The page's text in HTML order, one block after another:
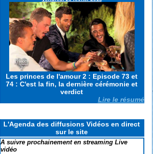
Koh Lanta les reliques du destins
: Le suivi des scores : Pire score
en finale et TRES MAUVAIS
BILAN
Elodie FREGE de retour à la
chanson : ses lives à LA FETE DE
LA MUSIQUE 2026
Les princes de l'amour 2 : Episode 73 et
74 : C'est la fin, la dernière cérémonie et
verdict
Lire le résumé
L'Agenda des diffusions Vidéos en direct
sur le site
A suivre prochainement en streaming Live
vidéo